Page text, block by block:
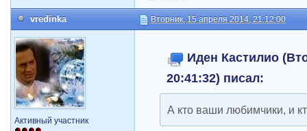
vredinka Вторник, 15 апреля 2014, 21:12:00
Активный участник
Иден Кастилио
20:41:32) писал:
А кто ваши любимчики, и